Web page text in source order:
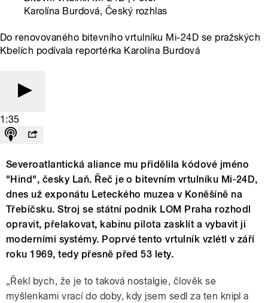
Karolína Burdová, Český rozhlas
Do renovovaného bitevního vrtulníku Mi-24D se pražských
Kbelích podívala reportérka Karolína Burdová
1:35
Severoatlantická aliance mu přidělila kódové jméno
"Hind", česky Laň. Řeč je o bitevním vrtulníku Mi-24D,
dnes už exponátu Leteckého muzea v Koněšíně na
Třebíčsku. Stroj se státní podnik LOM Praha rozhodl
opravit, přelakovat, kabinu pilota zasklít a vybavit ji
moderními systémy. Poprvé tento vrtulník vzlétl v září
roku 1969, tedy přesně před 53 lety.
„Řekl bych, že je to taková nostalgie, člověk se
myšlenkami vrací do doby, kdy jsem sedl za ten knipl a